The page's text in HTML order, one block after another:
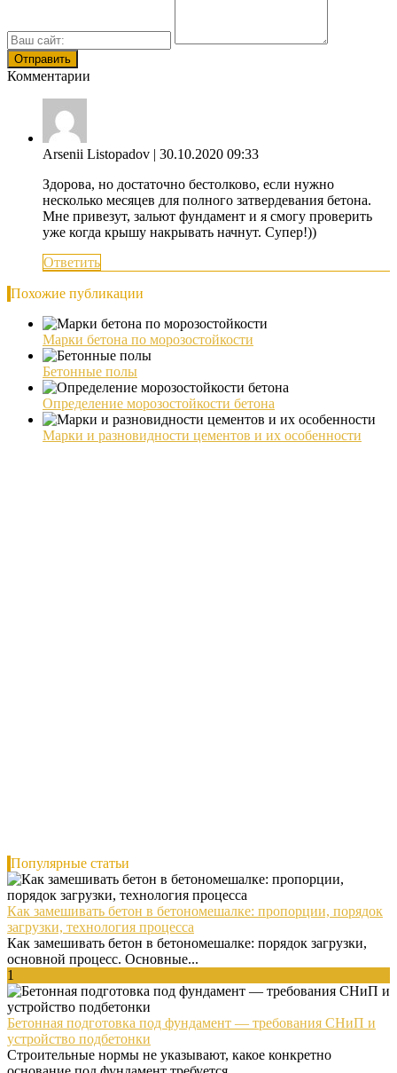
Комментарии
Arsenii Listopadov | 30.10.2020 09:33
Здорова, но достаточно бестолково, если нужно
несколько месяцев для полного затвердевания бетона.
Мне привезут, зальют фундамент и я смогу проверить
уже когда крышу накрывать начнут. Супер!))
Ответить
Похожие публикации
Марки бетона по морозостойкости
Бетонные полы
Определение морозостойкости бетона
Марки и разновидности цементов и их особенности
Популярные статьи
Как замешивать бетон в бетономешалке: пропорции, порядок
загрузки, технология процесса
Как замешивать бетон в бетономешалке: порядок загрузки,
основной процесс. Основные...
1
Бетонная подготовка под фундамент — требования СНиП и
устройство подбетонки
Строительные нормы не указывают, какое конкретно